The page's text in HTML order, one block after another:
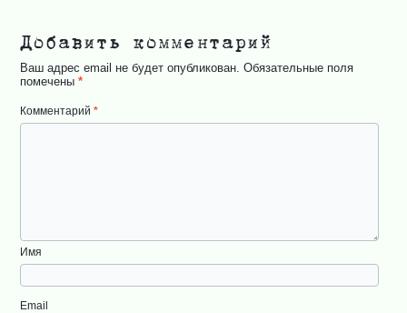
Добавить комментарий
Ваш адрес email не будет опубликован. Обязательные поля
помечены*
Комментарий*
Имя
Email